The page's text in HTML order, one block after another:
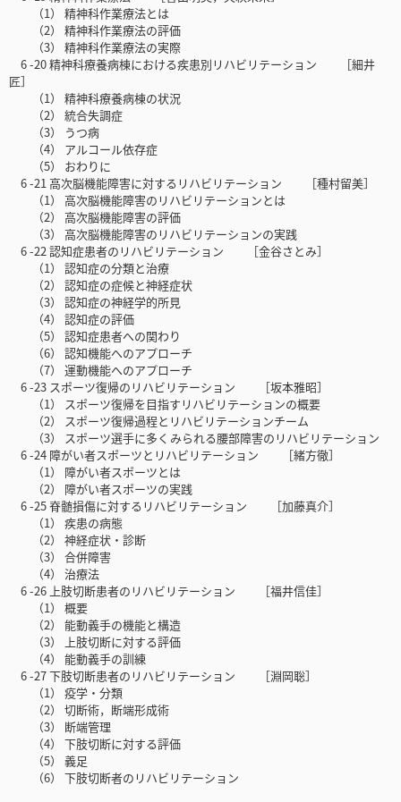
（1） 精神科作業療法とは
（2） 精神科作業療法の評価
（3） 精神科作業療法の実際
6 -20 精神科療養病棟における疾患別リハビリテーション ［細井
匠］
（1） 精神科療養病棟の状況
（2） 統合失調症
（3） うつ病
（4） アルコール依存症
（5） おわりに
6 -21 高次脳機能障害に対するリハビリテーション ［種村留美］
（1） 高次脳機能障害のリハビリテーションとは
（2） 高次脳機能障害の評価
（3） 高次脳機能障害のリハビリテーションの実践
6 -22 認知症患者のリハビリテーション ［金谷さとみ］
（1） 認知症の分類と治療
（2） 認知症の症候と神経症状
（3） 認知症の神経学的所見
（4） 認知症の評価
（5） 認知症患者への関わり
（6） 認知機能へのアプローチ
（7） 運動機能へのアプローチ
6 -23 スポーツ復帰のリハビリテーション ［坂本雅昭］
（1） スポーツ復帰を目指すリハビリテーションの概要
（2） スポーツ復帰過程とリハビリテーションチーム
（3） スポーツ選手に多くみられる腰部障害のリハビリテーション
6 -24 障がい者スポーツとリハビリテーション ［緒方徹］
（1） 障がい者スポーツとは
（2） 障がい者スポーツの実践
6 -25 脊髄損傷に対するリハビリテーション ［加藤真介］
（1） 疾患の病態
（2） 神経症状・診断
（3） 合併障害
（4） 治療法
6 -26 上肢切断患者のリハビリテーション ［福井信佳］
（1） 概要
（2） 能動義手の機能と構造
（3） 上肢切断に対する評価
（4） 能動義手の訓練
6 -27 下肢切断患者のリハビリテーション ［淵岡聡］
（1） 疫学・分類
（2） 切断術，断端形成術
（3） 断端管理
（4） 下肢切断に対する評価
（5） 義足
（6） 下肢切断者のリハビリテーション